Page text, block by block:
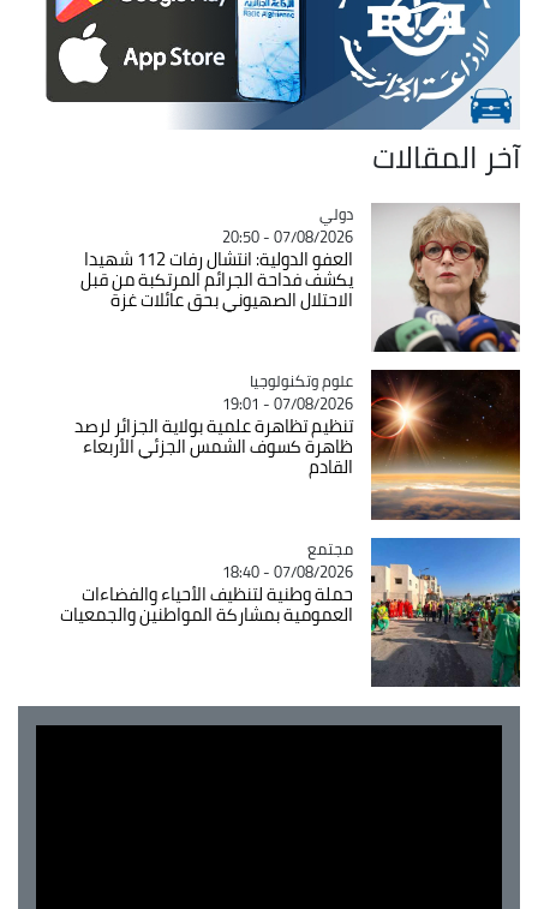
آخر المقالات
Catégorie
دولي
07/08/2026 - 20:50
العفو الدولية: انتشال رفات 112 شهيدا
يكشف فداحة الجرائم المرتكبة من قبل
الاحتلال الصهيوني بحق عائلات غزة
Catégorie
علوم وتكنولوجيا
07/08/2026 - 19:01
تنظيم تظاهرة علمية بولاية الجزائر لرصد
ظاهرة كسوف الشمس الجزئي الأربعاء
القادم
Catégorie
مجتمع
07/08/2026 - 18:40
حملة وطنية لتنظيف الأحياء والفضاءات
العمومية بمشاركة المواطنين والجمعيات